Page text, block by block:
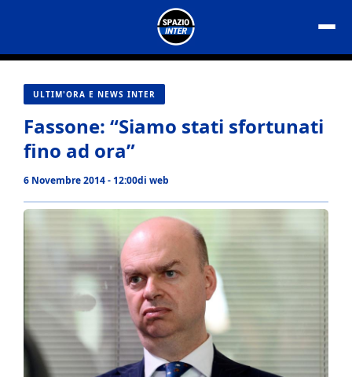
contenuto
ULTIM'ORA E NEWS INTER
Fassone: “Siamo stati sfortunati
fino ad ora”
6 Novembre 2014 - 12:00di web